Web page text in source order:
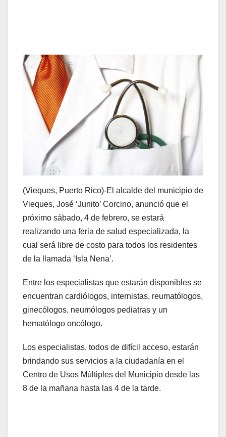
(Vieques, Puerto Rico)-El alcalde del municipio de
Vieques, José ‘Junito’ Corcino, anunció que el
próximo sábado, 4 de febrero, se estará
realizando una feria de salud especializada, la
cual será libre de costo para todos los residentes
de la llamada ‘Isla Nena’.
Entre los especialistas que estarán disponibles se
encuentran cardiólogos, internistas, reumatólogos,
ginecólogos, neumólogos pediatras y un
hematólogo oncólogo.
Los especialistas, todos de difícil acceso, estarán
brindando sus servicios a la ciudadanía en el
Centro de Usos Múltiples del Municipio desde las
8 de la mañana hasta las 4 de la tarde.